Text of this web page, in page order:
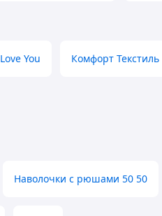
Love You Комфорт Текстиль
Наволочки с рюшами 50 50